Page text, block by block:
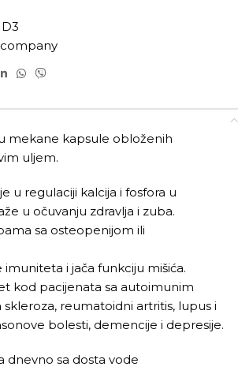
mekane kapsule obloženih
uljem.
u regulaciji kalcija i fosfora u
u očuvanju zdravlja i zuba.
sa osteopenijom ili
i jača funkciju mišića.
kod pacijenata sa autoimunim
reumatoidni artritis, lupus i
bolesti, demencije i depresije.
dnevno sa dosta vode